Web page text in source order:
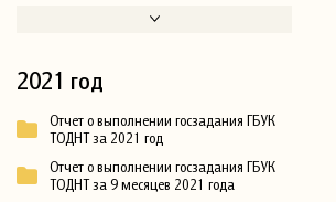
2021 год
Отчет о выполнении госзадания ГБУК
ТОДНТ за 2021 год
Отчет о выполнении госзадания ГБУК
ТОДНТ за 9 месяцев 2021 года